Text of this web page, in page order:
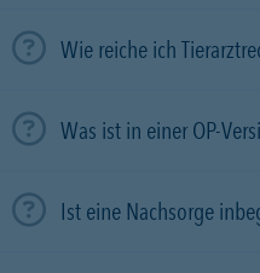
Wie reiche ich
Was ist in einer OP-
Ist eine Nachsorge